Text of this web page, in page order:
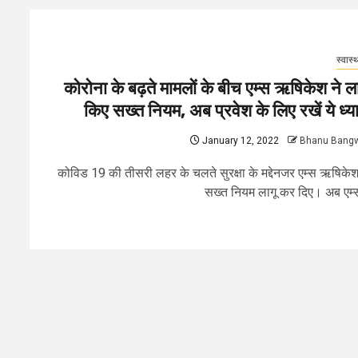
कोरोना के बढ़ते मामलों के बीच एम्स ऋषिकेश ने
किए सख्त नियम, अब प्रवेश के लिए रखें ये
January 12, 2022 Bhanu
कोविड 19 की तीसरी लहर के चलते सुरक्षा के मद्देनजर एम्स
सख्त नियम लागू कर दिए। अब